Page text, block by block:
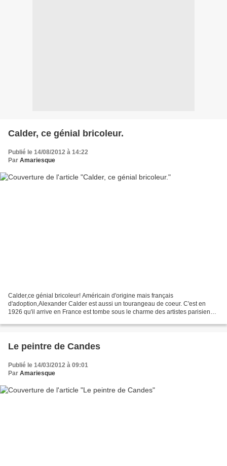
Calder, ce génial bricoleur.
Publié le 14/08/2012 à 14:22
Par Amariesque
Calder,ce génial bricoleur! Américain d'origine mais français
d'adoption,Alexander Calder est aussi un tourangeau de coeur. C'est en
1926 qu'il arrive en France est tombe sous le charme des artistes parisiens
Le peintre de Candes
Publié le 14/03/2012 à 09:01
Par Amariesque